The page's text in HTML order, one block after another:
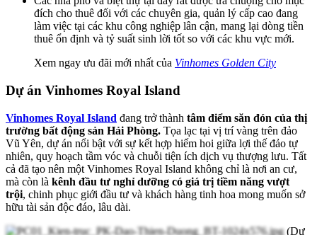
đích cho thuê đối với các chuyên gia, quản lý cấp cao đang
làm việc tại các khu công nghiệp lân cận, mang lại dòng tiền
thuê ổn định và tỷ suất sinh lời tốt so với các khu vực mới.
Xem ngay ưu đãi mới nhất của Vinhomes Golden City
Dự án Vinhomes Royal Island
Vinhomes Royal Island đang trở thành tâm điểm săn đón của thị
trường bất động sản Hải Phòng. Tọa lạc tại vị trí vàng trên đảo
Vũ Yên, dự án nổi bật với sự kết hợp hiếm hoi giữa lợi thế đảo tự
nhiên, quy hoạch tầm vóc và chuỗi tiện ích dịch vụ thượng lưu. Tất
cả đã tạo nên một Vinhomes Royal Island không chỉ là nơi an cư,
mà còn là kênh đầu tư nghỉ dưỡng có giá trị tiềm năng vượt
trội, chinh phục giới đầu tư và khách hàng tinh hoa mong muốn sở
hữu tài sản độc đáo, lâu dài.
(Dự